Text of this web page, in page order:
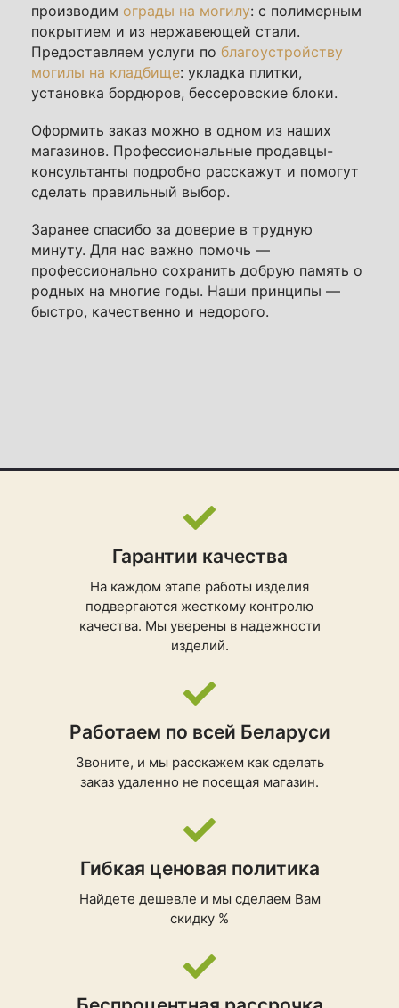
производим ограды на могилу: с полимерным
покрытием и из нержавеющей стали.
Предоставляем услуги по благоустройству
могилы на кладбище: укладка плитки,
установка бордюров, бессеровские блоки.
Оформить заказ можно в одном из наших
магазинов. Профессиональные продавцы-
консультанты подробно расскажут и помогут
сделать правильный выбор.
Заранее спасибо за доверие в трудную
минуту. Для нас важно помочь —
профессионально сохранить добрую память о
родных на многие годы. Наши принципы —
быстро, качественно и недорого.
Гарантии качества
На каждом этапе работы изделия
подвергаются жесткому контролю
качества. Мы уверены в надежности
изделий.
Работаем по всей Беларуси
Звоните, и мы расскажем как сделать
заказ удаленно не посещая магазин.
Гибкая ценовая политика
Найдете дешевле и мы сделаем Вам
скидку %